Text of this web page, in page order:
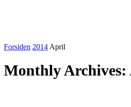
Forsiden 2014 April
Monthly Archives: